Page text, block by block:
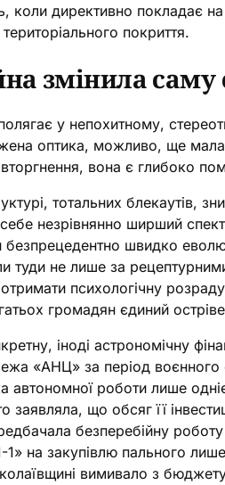
директивно покладає на
покриття.
змінила саму
у непохитному,
оптика, можливо, ще
вона є глибоко
тотальних блекаутів,
незрівнянно ширший
швидко
туди не лише за
психологічну
громадян єдиний
іноді астрономічну
«АНЦ» за період воєнного
роботи лише
що обсяг її
безперебійну
на закупівлю пального
вимивало з